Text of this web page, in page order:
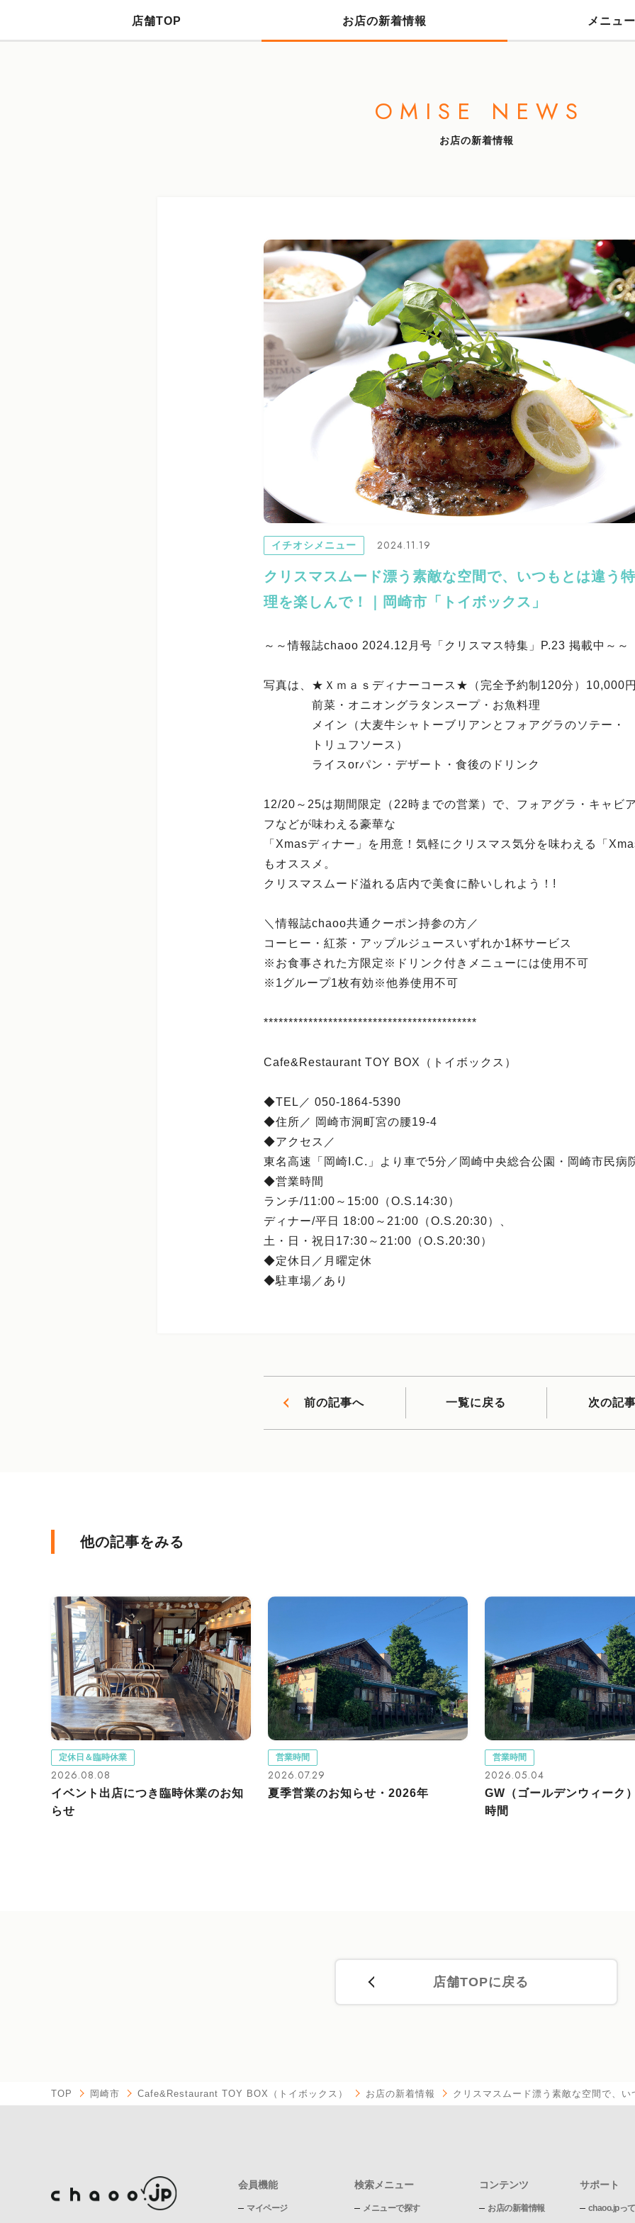
店舗TOP お店の新着情報 メニュ
OMISE NEWS
お店の新着情報
イチオシメニュー 2024.11.19
クリスマスムード漂う素敵な空間で、いつもとは違う
理を楽しんで！｜岡崎市「トイボックス」
～～情報誌chaoo 2024.12月号「クリスマス特集」P.23 掲載中～～
写真は、★Ｘｍａｓディナーコース★（完全予約制120分）10,000
前菜・オニオングラタンスープ・お魚料理
メイン（大麦牛シャトーブリアンとフォアグラのソテー・
トリュフソース）
ライスorパン・デザート・食後のドリンク
12/20～25は期間限定（22時までの営業）で、フォアグラ・キャビ
フなどが味わえる豪華な
「Xmasディナー」を用意！気軽にクリスマス気分を味わえる「
もオススメ。
クリスマスムード溢れる店内で美食に酔いしれよう！!
＼情報誌chaoo共通クーポン持参の方／
コーヒー・紅茶・アップルジュースいずれか1杯サービス
※お食事された方限定※ドリンク付きメニューには使用不可
※1グループ1枚有効※他券使用不可
*******************************************
Cafe&Restaurant TOY BOX（トイボックス）
◆TEL／ 050-1864-5390
◆住所／ 岡崎市洞町宮の腰19-4
◆アクセス／
東名高速「岡崎I.C.」より車で5分／岡崎中央総合公園・岡崎市民病
◆営業時間
ランチ/11:00～15:00（O.S.14:30）
ディナー/平日 18:00～21:00（O.S.20:30）、
土・日・祝日17:30～21:00（O.S.20:30）
◆定休日／月曜定休
◆駐車場／あり
前の記事へ 次の記
一覧に戻る
他の記事をみる
定休日＆臨時休業
2026.08.08
イベント出店につき臨時休業のお知
らせ
営業時間
2026.07.29
夏季営業のお知らせ・2026年
営業時間
2026.05.04
GW（ゴールデンウィーク
時間
店舗TOPに戻る
TOP 岡崎市 Cafe&Restaurant TOY BOX（トイボックス） お店の新着情報 クリスマスムード漂う素敵な空間で、
会員機能
マイページ
検索メニュー
メニューで探す
コンテンツ
お店の新着情報
サポート
chaoo.jpっ